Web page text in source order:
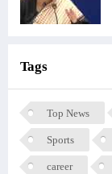
Tags
Top News
Sports
career